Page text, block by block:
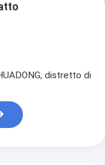
distretto di